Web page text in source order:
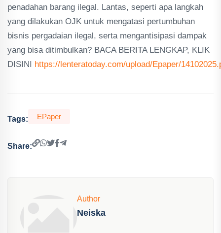
penadahan barang ilegal. Lantas, seperti apa langkah
yang dilakukan OJK untuk mengatasi pertumbuhan
bisnis pergadaian ilegal, serta mengantisipasi dampak
yang bisa ditimbulkan? BACA BERITA LENGKAP, KLIK
DISINI https://lenteratoday.com/upload/Epaper/
Tags: EPaper
Share:
Author
Neiska